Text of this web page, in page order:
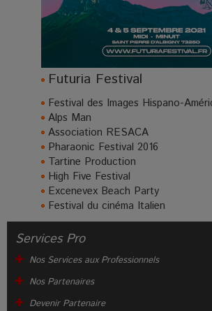
Futuria Festival
Festival des Images Hispano-
Alps Man
Association RESACA
Pharaonic Festival 2016
Tartine Production
High Five Festival
Excenevex Beach Party
Festival du cinéma Italien
Services Pro
Nos Services aux Professionnels
Nos Partenaires
Devenir Partenaire